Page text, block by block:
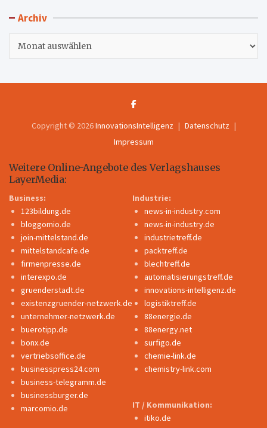
Archiv
Copyright © 2026InnovationsIntelligenz
Datenschutz
Impressum
Weitere Online-Angebote des Verlagshauses
LayerMedia:
Business:
123bildung.de
bloggomio.de
join-mittelstand.de
mittelstandcafe.de
firmenpresse.de
interexpo.de
gruenderstadt.de
existenzgruender-netzwerk.de
unternehmer-netzwerk.de
buerotipp.de
bonx.de
vertriebsoffice.de
businesspress24.com
business-telegramm.de
businessburger.de
marcomio.de
Industrie:
news-in-industry.com
news-in-industry.de
industrietreff.de
packtreff.de
blechtreff.de
automatisierungstreff.de
innovations-intelligenz.de
logistiktreff.de
88energie.de
88energy.net
surfigo.de
chemie-link.de
chemistry-link.com
IT / Kommunikation:
itiko.de